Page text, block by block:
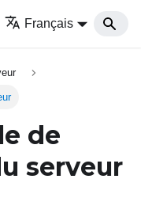
Français
de
serveur